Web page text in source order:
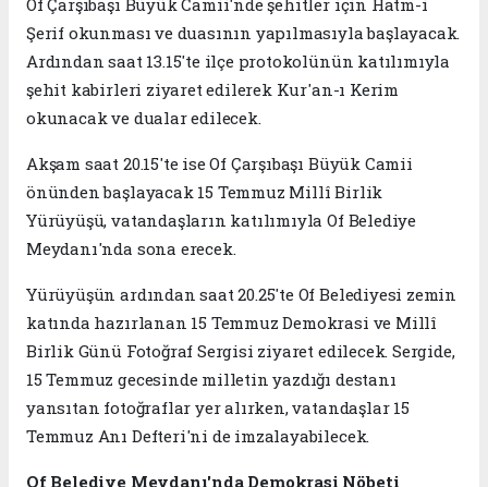
Şerif okunması ve duasının yapılmasıyla başlayacak.
Ardından saat 13.15'te ilçe protokolünün katılımıyla
şehit kabirleri ziyaret edilerek Kur'an-ı Kerim
okunacak ve dualar edilecek.
Akşam saat 20.15'te ise Of Çarşıbaşı Büyük Camii
önünden başlayacak 15 Temmuz Millî Birlik
Yürüyüşü, vatandaşların katılımıyla Of Belediye
Meydanı'nda sona erecek.
Yürüyüşün ardından saat 20.25'te Of Belediyesi zemin
katında hazırlanan 15 Temmuz Demokrasi ve Millî
Birlik Günü Fotoğraf Sergisi ziyaret edilecek. Sergide,
15 Temmuz gecesinde milletin yazdığı destanı
yansıtan fotoğraflar yer alırken, vatandaşlar 15
Temmuz Anı Defteri'ni de imzalayabilecek.
Of Belediye Meydanı'nda Demokrasi Nöbeti